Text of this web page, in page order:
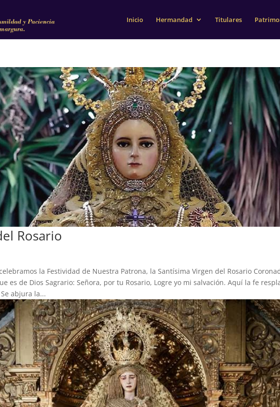
Inicio Hermandad Titulares
Rosario
la Festividad de Nuestra Patrona, la Santísima Virgen del Rosario
es de Dios Sagrario: Señora, por tu Rosario, Logre yo mi salvación. Aquí la fe
abjura la...